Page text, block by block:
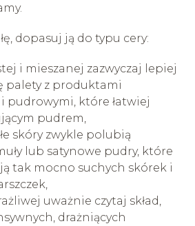
dopasuj ją do typu cery:
i mieszanej zazwyczaj lepiej
palety z produktami
pudrowymi, które łatwiej
pudrem,
skóry zwykle polubią
lub satynowe pudry, które
tak mocno suchych skórek i
uważnie czytaj skład,
drażniących